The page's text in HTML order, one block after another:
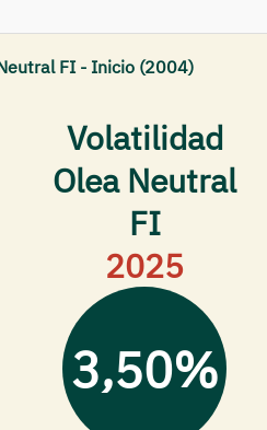
FI - Inicio (2004)
Volatilidad
Olea Neutral
FI
2025
3,50%